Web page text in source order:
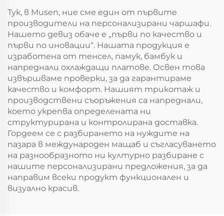
дом(Тъмно син)
легло, дълбоки
джобове 6"-18", за
спалня, хотел
Тук, в Musen, ние сме един от първите
производители на персонализирани чаршафи.
Нашето девиз обаче е „първи по качество и
първи по иновации“. Нашата продукция е
изработена от тенсел, памук, бамбук и
напреднали охлаждащи платове. Освен това
извършваме проверки, за да гарантираме
качество и комфорт. Нашият трикотаж и
производствени съоръжения са напреднали,
което укрепва определената ни
структурирана и контролирана доставка.
Гордеем се с разбирането на нуждите на
пазара в международен мащаб и съгласуването
на разнообразното ни културно разбиране с
нашите персонализирани предложения, за да
направим всеки продукт функционален и
визуално красив.